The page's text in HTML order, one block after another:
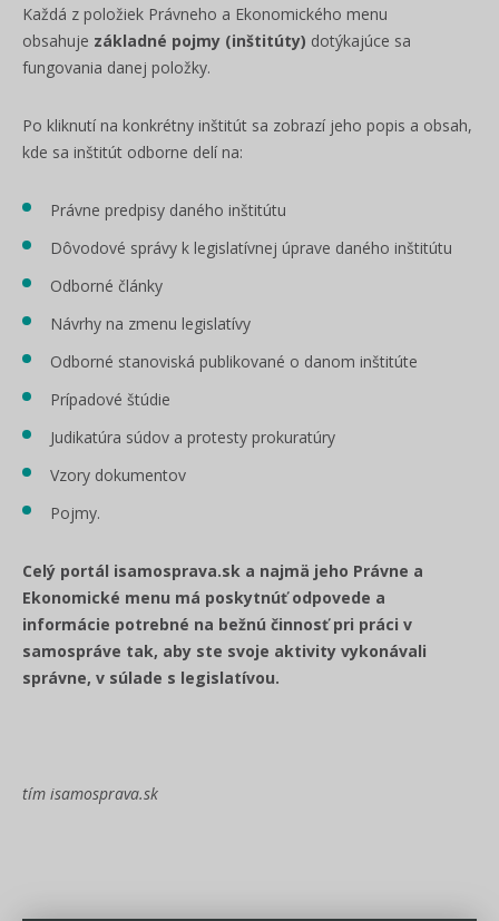
Každá z položiek Právneho a Ekonomického menu
obsahuje základné pojmy (inštitúty) dotýkajúce sa
fungovania danej položky.
Po kliknutí na konkrétny inštitút sa zobrazí jeho popis a obsah,
kde sa inštitút odborne delí na:
Právne predpisy daného inštitútu
Dôvodové správy k legislatívnej úprave daného inštitútu
Odborné články
Návrhy na zmenu legislatívy
Odborné stanoviská publikované o danom inštitúte
Prípadové štúdie
Judikatúra súdov a protesty prokuratúry
Vzory dokumentov
Pojmy.
Celý portál isamosprava.sk a najmä jeho Právne a
Ekonomické menu má poskytnúť odpovede a
informácie potrebné na bežnú činnosť pri práci v
samospráve tak, aby ste svoje aktivity vykonávali
správne, v súlade s legislatívou.
tím isamosprava.sk